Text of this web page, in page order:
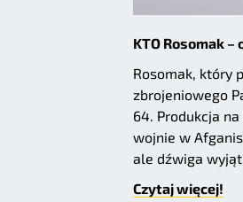
KTO Rosomak
Rosomak, który
zbrojeniowego
64. Produkcja
wojnie w
ale dźwiga
Czytaj więcej!